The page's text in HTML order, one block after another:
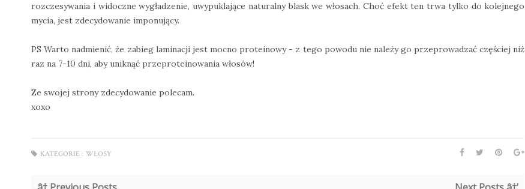
rozczesywania i widoczne wygładzenie, uwypuklające naturalny blask we włosach. Choć efekt ten trwa tylko do kolejnego
mycia, jest zdecydowanie imponujący.
PS Warto nadmienić, że zabieg laminacji jest mocno proteinowy - z tego powodu nie należy go przeprowadzać częściej niż
raz na 7-10 dni, aby uniknąć przeproteinowania włosów!
Ze swojej strony zdecydowanie polecam.
xoxo
KATEGORIE : WŁOSY